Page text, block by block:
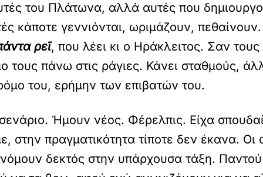
του Πλάτωνα, αλλά αυτές που
κάποτε γεννιόνται, ωριμάζουν,
ρεῖ, που λέει κι ο Ηράκλειτος. Σαν
πάνω στις ράγιες. Κάνει σταθμούς,
του, ερήμην των επιβατών του.
Ήμουν νέος. Φέρελπις. Είχα
στην πραγματικότητα τίποτε δεν έκανα. Οι
δεκτός στην υπάρχουσα τάξη.